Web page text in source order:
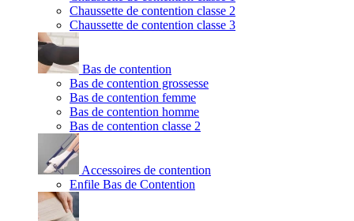
Chaussette de contention classe 2
Chaussette de contention classe 3
Bas de contention
Bas de contention grossesse
Bas de contention femme
Bas de contention homme
Bas de contention classe 2
Accessoires de contention
Enfile Bas de Contention